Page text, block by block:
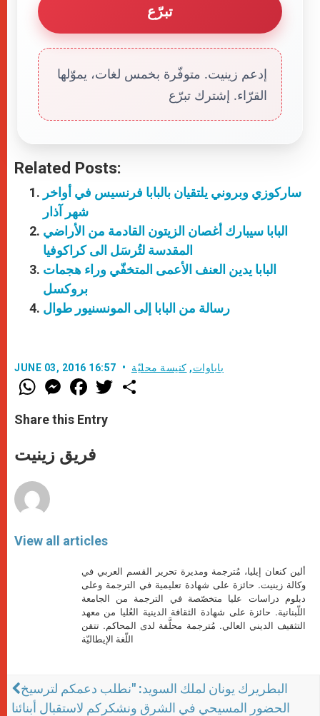
تبرّع
إدعم زينيت. متوفّرة بخمس لغات، يموّلها
القرّاء. إشترك تبرّع
Related Posts:
ساركوزي وبروني يلتقيان بالبابا فرنسيس في أواخر
شهر آذار
البابا سيبارك أغصان الزيتون القادمة من الأراضي
المقدسة لتُرسَل الى كراكوفيا
البابا يدين العنف الأعمى المتخفّي وراء هجمات
بروكسل
رسالة من البابا إلى المونسنيور طوال
JUNE 03, 2016 16:57 باباوات, كنيسة محليّة
W
h
t
s
p
p
M
e
s
e
g
e
F
a
e
b
o
k
w
Share this Entry
فريق زينيت
View all articles
ألين كنعان إيليا، مُترجمة ومديرة تحرير القسم العربي في
وكالة زينيت. حائزة على شهادة تعليمية في الترجمة وعلى
دبلوم دراسات عليا متخصّصة في الترجمة من الجامعة
اللّبنانية. حائزة على شهادة الثقافة الدينية العُليا من معهد
التثقيف الديني العالي. مُترجمة محلَّفة لدى المحاكم. تتقن
اللّغة الإيطاليّة
البطريرك يونان لملك السويد: "نطلب دعمكم لترسيخ
الحضور المسيحي في الشرق ونشكركم لاستقبال أبنائنا